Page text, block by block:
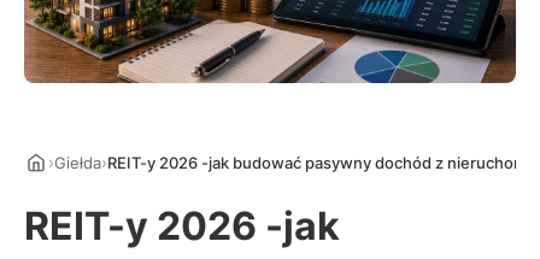
›Giełda›REIT-y 2026 -jak budować pasywny dochód z
REIT-y 2026 -jak